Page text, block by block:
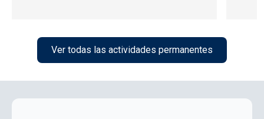
Ver todas las actividades permanentes